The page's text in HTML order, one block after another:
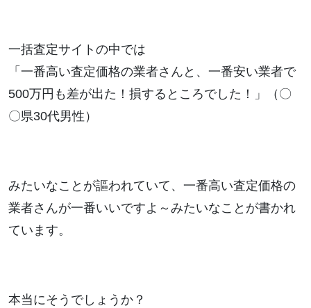
一括査定サイトの中では
「一番高い査定価格の業者さんと、一番安い業者で
500万円も差が出た！損するところでした！」（〇
〇県30代男性）
みたいなことが謳われていて、一番高い査定価格の
業者さんが一番いいですよ～みたいなことが書かれ
ています。
本当にそうでしょうか？